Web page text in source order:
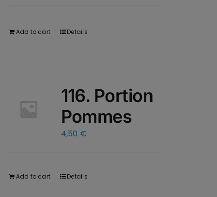
Add to cart Details
116. Portion
Pommes
4,50 €
Add to cart Details